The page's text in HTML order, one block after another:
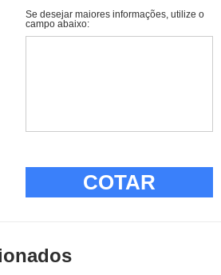
Se desejar maiores informações, utilize o
campo abaixo:
COTAR